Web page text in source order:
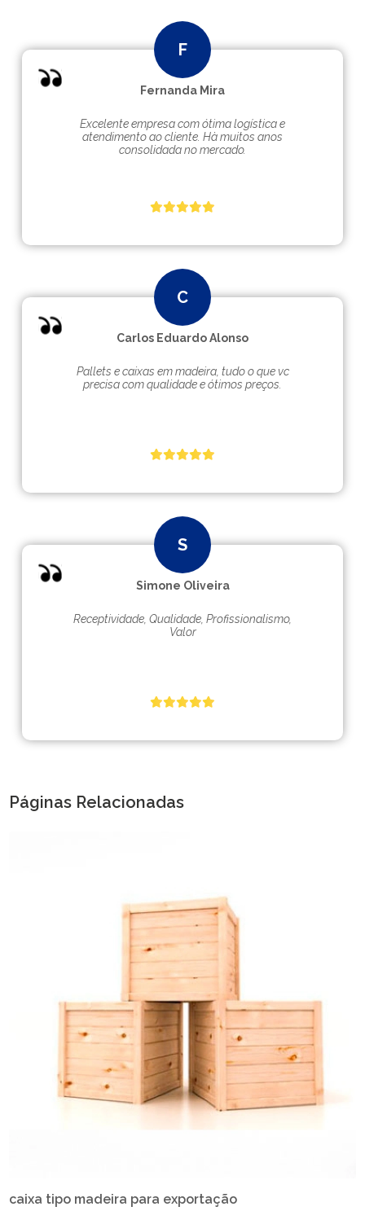
Fernanda Mira
Excelente empresa com ótima logística e
atendimento ao cliente. Hà muitos anos
consolidada no mercado.
Carlos Eduardo Alonso
Pallets e caixas em madeira, tudo o que vc
precisa com qualidade e ótimos preços.
Simone Oliveira
Receptividade, Qualidade, Profissionalismo,
Valor
Páginas Relacionadas
caixa tipo madeira para exportação